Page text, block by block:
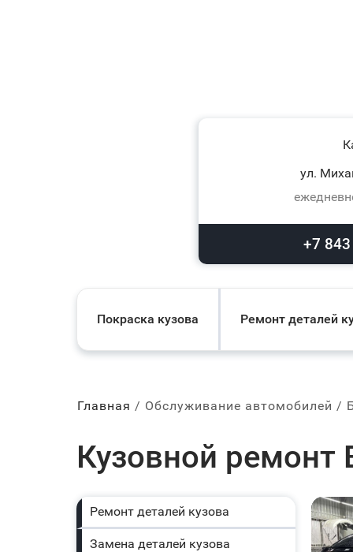
ул.
+7
Покраска кузова Ремонт деталей
Главная Обслуживание автомобилей
Кузовной ремонт
Ремонт деталей кузова
Замена деталей кузова